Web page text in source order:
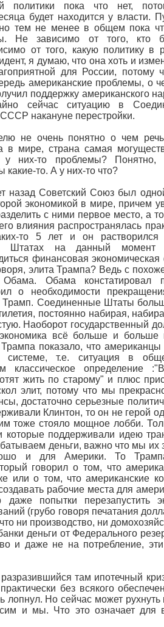
политики пока что нет,
будет находится у власти.
тем не менее в общем пока
Не зависимо от того, кто
от того, какую политику в
я думаю, что она хоть и
для России, потому
американские проблемы, о
поддержку американского
сейчас ситуацию в
накануне перестройки.
не очень понятно о чем
в мире, страна самая
у них-то проблемы?
то. А у них-то что?
назад Советский Союз был
экономикой в мире, причем
с ними первое место, а
влияния распространялась
то 5 лет и он
Штатах на данный момент
финансовая
элита Трампа? Ведь с
Обама констатировал
о необходимости
Трамп. Соединенные Штаты
постоянно набирая,
Наоборот государственный
всё больше и больше
показало, что американцы
т.е. ситуация в
определение
жить по старому" и плюс
элит, потому что мы
достаточно серьезные
Клинтон, то он не герой
тоже стояло мощное лобби.
которые поддерживали идею
деньги, важно что мы их
и для Америки. То
говорил о том, что
или о том, что американские
рабочие места для
попытки перезапустить
(грубо говоря печатания
ни производство, ни
деньги от Федерального
и даже не на потребление,
там ипотечный
без всякого
лопнул. Но сейчас может
и мы. Что это означает для